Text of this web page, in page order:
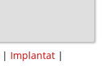
| Implantat |